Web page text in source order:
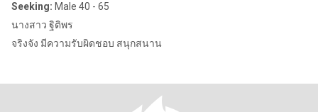
Seeking: Male 40 - 65
นางสาว ฐิติพร
จริงจัง มีความรับผิดชอบ สนุกสนาน